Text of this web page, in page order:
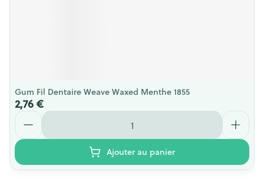
Gum Fil Dentaire Weave Waxed Menthe 1855
2,76 €
Quantité
Ajouter au panier